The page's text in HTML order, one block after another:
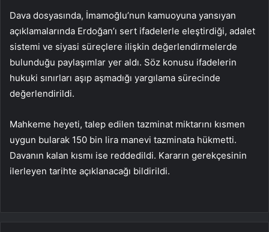
Dava dosyasında, İmamoğlu’nun kamuoyuna yansıyan
açıklamalarında Erdoğan’ı sert ifadelerle eleştirdiği, adalet
sistemi ve siyasi süreçlere ilişkin değerlendirmelerde
bulunduğu paylaşımlar yer aldı. Söz konusu ifadelerin
hukuki sınırları aşıp aşmadığı yargılama sürecinde
değerlendirildi.
Mahkeme heyeti, talep edilen tazminat miktarını kısmen
uygun bularak 150 bin lira manevi tazminata hükmetti.
Davanın kalan kısmı ise reddedildi. Kararın gerekçesinin
ilerleyen tarihte açıklanacağı bildirildi.